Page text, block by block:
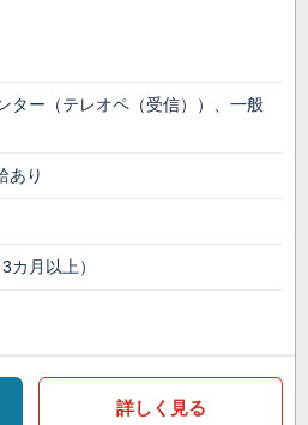
ター（テレオペ（受信））、一般
あり
カ月以上）
詳しく見る